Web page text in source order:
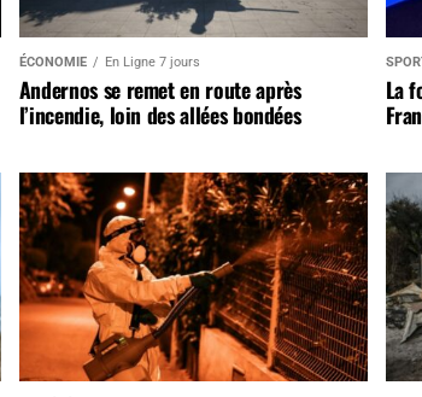
ÉCONOMIE En Ligne 7 jours
Andernos se remet en route après
l’incendie, loin des allées bondées
La